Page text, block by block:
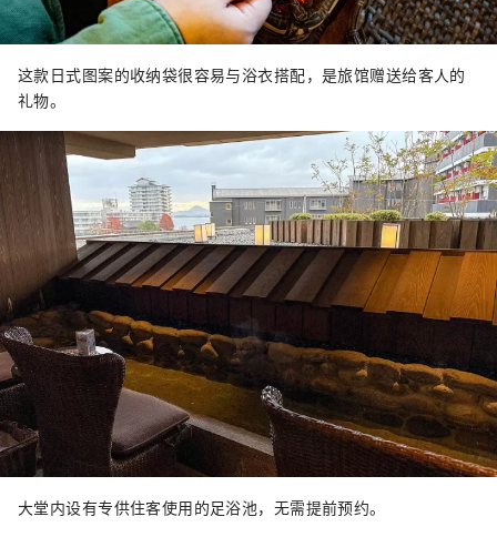
这款日式图案的收纳袋很容易与浴衣搭配，是旅馆赠送给客人的
礼物。
大堂内设有专供住客使用的足浴池，无需提前预约。